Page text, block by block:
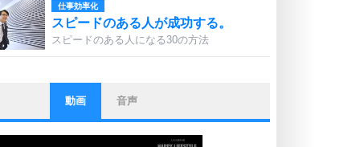
仕事効率化
スピードのある人が成功する。
スピードのある人になる30の方法
ストレス対策
他人と比べない。
いっそのこと、他人を見ない。
動画 音声